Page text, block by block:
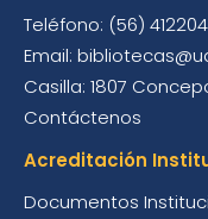
Teléfono: (56)
Email:
Casilla: 1807
Contáctenos
Acreditación
Documentos